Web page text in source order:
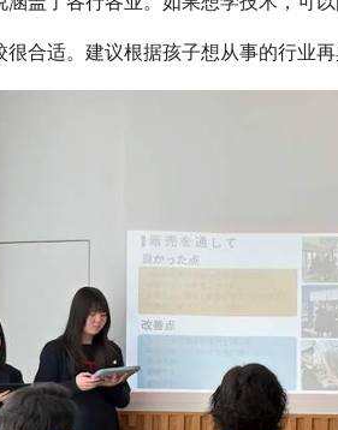
合适。建议根据孩子想从事的行业再